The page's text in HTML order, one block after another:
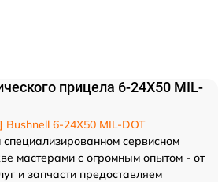
прицела 6-24X50 MIL-
Bushnell 6-24X50 MIL-DOT
сервисном
мастерами с огромным опытом - от
и запчасти предоставляем